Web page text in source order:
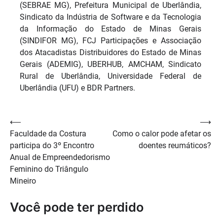
(SEBRAE MG), Prefeitura Municipal de Uberlândia,
Sindicato da Indústria de Software e da Tecnologia
da Informação do Estado de Minas Gerais
(SINDIFOR MG), FCJ Participações e Associação
dos Atacadistas Distribuidores do Estado de Minas
Gerais (ADEMIG), UBERHUB, AMCHAM, Sindicato
Rural de Uberlândia, Universidade Federal de
Uberlândia (UFU) e BDR Partners.
Navegação
de
Post
⟵
Faculdade da Costura
participa do 3º Encontro
Anual de Empreendedorismo
Feminino do Triângulo
Mineiro
Como o calor pode afetar os
doentes reumáticos?
⟶
Você pode ter perdido